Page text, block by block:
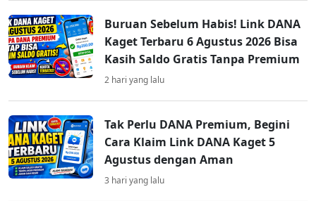
Buruan Sebelum Habis! Link DANA
Kaget Terbaru 6 Agustus 2026 Bisa
Kasih Saldo Gratis Tanpa Premium
2 hari yang lalu
Tak Perlu DANA Premium, Begini
Cara Klaim Link DANA Kaget 5
Agustus dengan Aman
3 hari yang lalu